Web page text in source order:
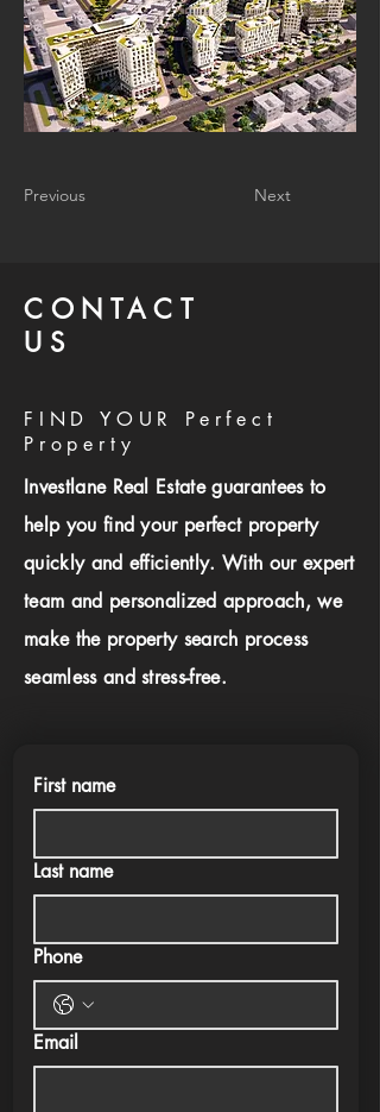
Previous Next
CONTACT
US
FIND YOUR Perfect
Property
Investlane Real Estate guarantees to
help you find your perfect property
quickly and efficiently. With our expert
team and personalized approach, we
make the property search process
seamless and stress-free.
First name
Last name
Phone
Email